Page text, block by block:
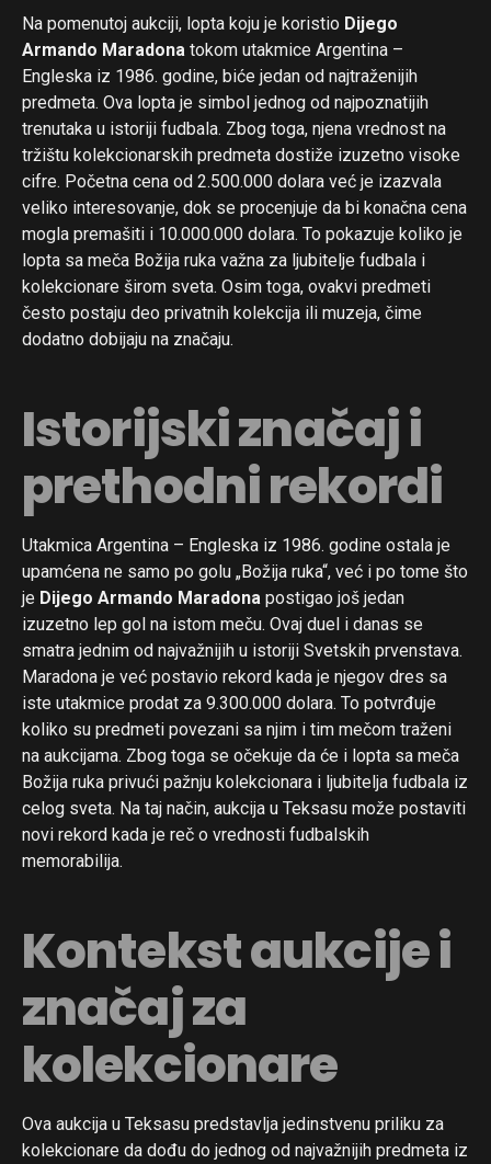
Na pomenutoj aukciji, lopta koju je koristio Dijego
Armando Maradona tokom utakmice Argentina –
Engleska iz 1986. godine, biće jedan od najtraženijih
predmeta. Ova lopta je simbol jednog od najpoznatijih
trenutaka u istoriji fudbala. Zbog toga, njena vrednost na
tržištu kolekcionarskih predmeta dostiže izuzetno visoke
cifre. Početna cena od 2.500.000 dolara već je izazvala
veliko interesovanje, dok se procenjuje da bi konačna cena
mogla premašiti i 10.000.000 dolara. To pokazuje koliko je
lopta sa meča Božija ruka važna za ljubitelje fudbala i
kolekcionare širom sveta. Osim toga, ovakvi predmeti
često postaju deo privatnih kolekcija ili muzeja, čime
dodatno dobijaju na značaju.
Istorijski značaj i
prethodni rekordi
Utakmica Argentina – Engleska iz 1986. godine ostala je
upamćena ne samo po golu „Božija ruka“, već i po tome što
je Dijego Armando Maradona postigao još jedan
izuzetno lep gol na istom meču. Ovaj duel i danas se
smatra jednim od najvažnijih u istoriji Svetskih prvenstava.
Maradona je već postavio rekord kada je njegov dres sa
iste utakmice prodat za 9.300.000 dolara. To potvrđuje
koliko su predmeti povezani sa njim i tim mečom traženi
na aukcijama. Zbog toga se očekuje da će i lopta sa meča
Božija ruka privući pažnju kolekcionara i ljubitelja fudbala iz
celog sveta. Na taj način, aukcija u Teksasu može postaviti
novi rekord kada je reč o vrednosti fudbalskih
memorabilija.
Kontekst aukcije i
značaj za
kolekcionare
Ova aukcija u Teksasu predstavlja jedinstvenu priliku za
kolekcionare da dođu do jednog od najvažnijih predmeta iz
Flipboard
Reddit
Pinterest
Whatsapp